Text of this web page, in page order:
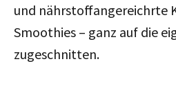
und nährstoffangereichrte
Smoothies – ganz auf die
zugeschnitten.